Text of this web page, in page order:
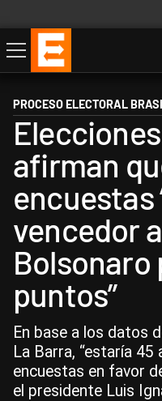
Economía
Política
Internacional
Actualidad
Descargá la App
PROCESO ELECTORAL
afirman
encuestas
vencedor
Bolsonaro
puntos”
En base a los datos
La Barra, “estaría 45
encuestas en favor
el presidente Luis